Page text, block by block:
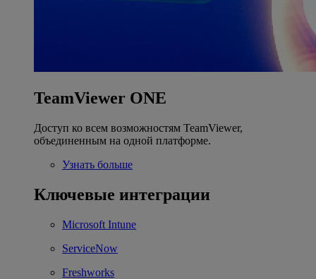
TeamViewer ONE
Доступ ко всем возможностям TeamViewer,
объединенным на одной платформе.
Узнать больше
Ключевые интеграции
Microsoft Intune
ServiceNow
Freshworks